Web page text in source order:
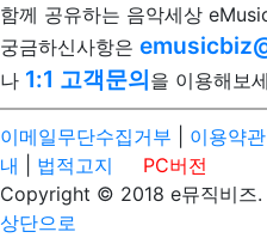
함께 공유하는 음악세상
궁금하신사항은
나 1:1 고객문의을 이용해보
이메일무단수집거부 이용약관
내
법적고지
PC버전
Copyright © 2018 e뮤직비즈.
상단으로